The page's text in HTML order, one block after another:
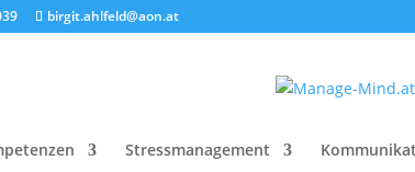
birgit.ahlfeld@aon.at
Stressmanagement